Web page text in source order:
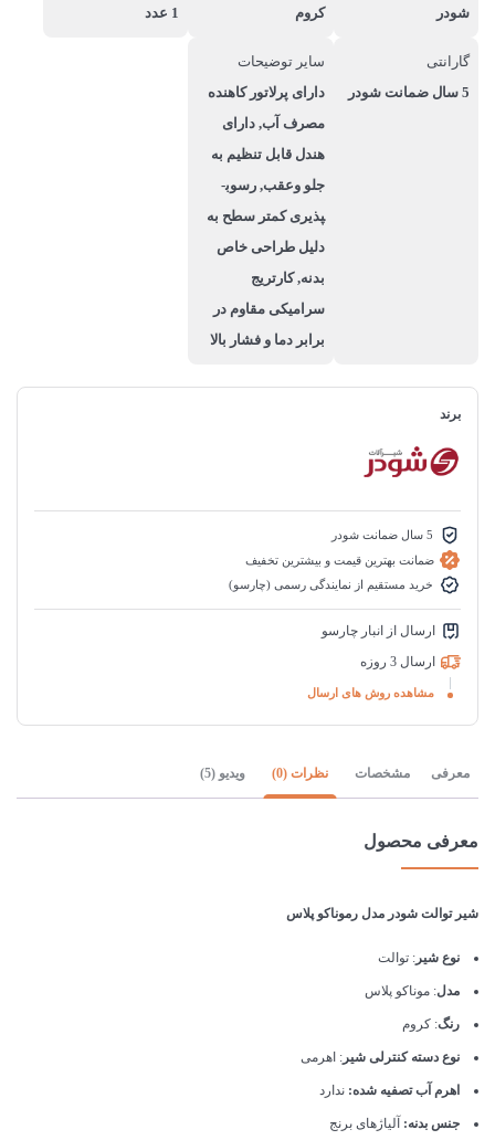
شودر
کروم
1 عدد
گارانتی
5 سال ضمانت شودر
سایر توضیحات
دارای پرلاتور کاهنده
مصرف آب, دارای
هندل قابل تنظیم به
جلو وعقب, رسوب­
پذیری کم­تر سطح به
دلیل طراحی خاص
بدنه, کارتریج
سرامیکی مقاوم در
برابر دما و فشار بالا
برند
5 سال ضمانت شودر
ضمانت بهترین قیمت و بیشترین تخفیف
خرید مستقیم از نمایندگی رسمی (چارسو)
ارسال از انبار چارسو
ارسال 3 روزه
مشاهده روش های ارسال
معرفی مشخصات نظرات (0) ویدیو (5)
معرفی محصول
شیر توالت شودر مدل رموناکو پلاس
نوع شیر : توالت
مدل: موناکو پلاس
رنگ: کروم
نوع دسته کنترلی شیر : اهرمی
اهرم آب تصفیه شده: ندارد
جنس بدنه: آلیاژهای برنج